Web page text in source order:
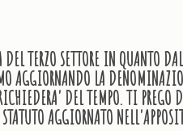
TERZO SETTORE IN QUANTO
AGGIORNANDO LA
DEL TEMPO. TI PREGO
AGGIORNATO